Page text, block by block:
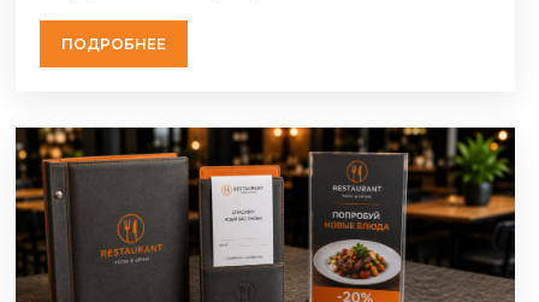
ПОДРОБНЕЕ